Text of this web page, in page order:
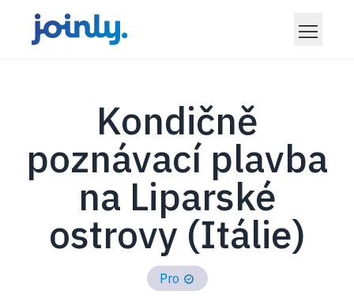
Kondičně
poznávací plavba
na Liparské
ostrovy (Itálie)
Pro